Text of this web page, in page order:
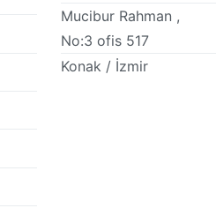
Mucibur Rahman ,
No:3 ofis 517
Konak / İzmir